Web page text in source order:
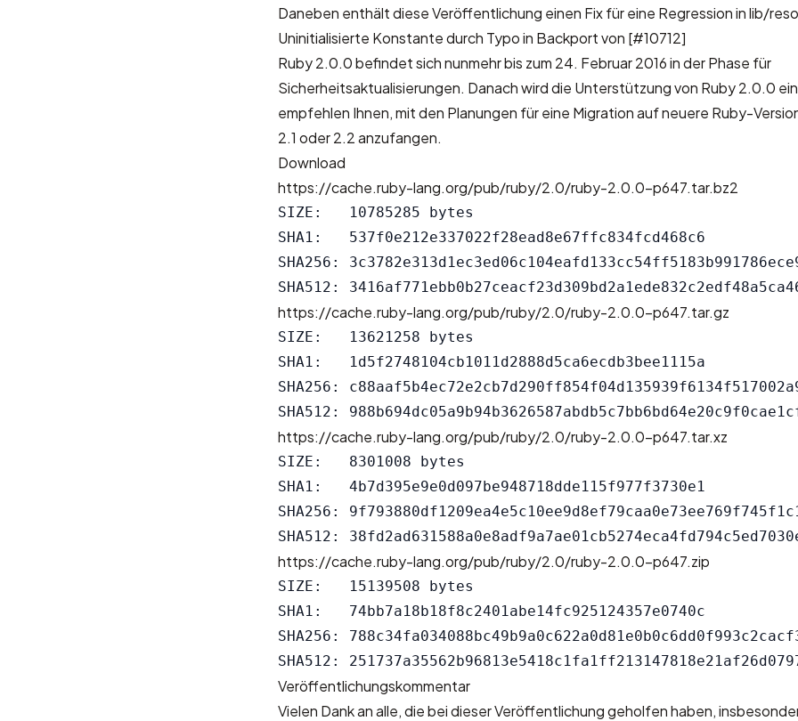
Daneben enthält diese Veröffentlichung einen Fix für eine Regression in lib/
Uninitialisierte Konstante durch Typo in Backport von [#10712]
Ruby 2.0.0 befindet sich nunmehr bis zum 24. Februar 2016 in der Phase für
Sicherheitsaktualisierungen. Danach wird die Unterstützung von Ruby 2.0.0
empfehlen Ihnen, mit den Planungen für eine Migration auf neuere Ruby-
2.1 oder 2.2 anzufangen.
Download
https://cache.ruby-lang.org/pub/ruby/2.0/ruby-2.0.0-p647.tar.bz2
SIZE:   10785285 bytes
SHA1:   537f0e212e337022f28ead8e67ffc834fcd468c6
SHA256:
https://cache.ruby-lang.org/pub/ruby/2.0/ruby-2.0.0-p647.tar.gz
SIZE:   13621258 bytes
SHA1:   1d5f2748104cb1011d2888d5ca6ecdb3bee1115a
SHA256:
https://cache.ruby-lang.org/pub/ruby/2.0/ruby-2.0.0-p647.tar.xz
SIZE:   8301008 bytes
SHA1:   4b7d395e9e0d097be948718dde115f977f3730e1
SHA256:
https://cache.ruby-lang.org/pub/ruby/2.0/ruby-2.0.0-p647.zip
SIZE:   15139508 bytes
SHA1:   74bb7a18b18f8c2401abe14fc925124357e0740c
SHA256:
Veröffentlichungskommentar
Vielen Dank an alle, die bei dieser Veröffentlichung geholfen haben,